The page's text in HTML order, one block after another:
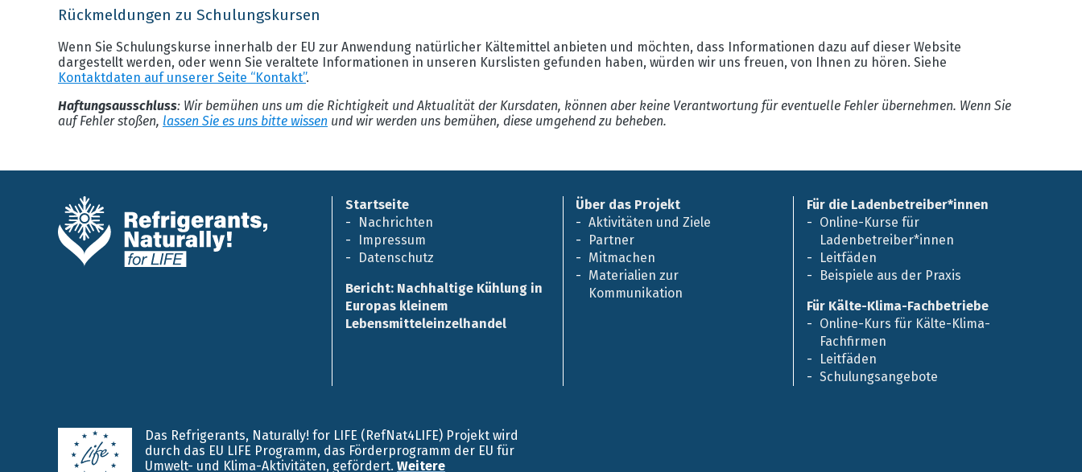
Rückmeldungen zu Schulungskursen
Wenn Sie Schulungskurse innerhalb der EU zur Anwendung natürlicher Kältemittel anbieten und möchten, dass Informationen dazu auf dieser Website
dargestellt werden, oder wenn Sie veraltete Informationen in unseren Kurslisten gefunden haben, würden wir uns freuen, von Ihnen zu hören. Siehe
Kontaktdaten auf unserer Seite “Kontakt”.
Haftungsausschluss: Wir bemühen uns um die Richtigkeit und Aktualität der Kursdaten, können aber keine Verantwortung für eventuelle Fehler übernehmen. Wenn Sie
auf Fehler stoßen, lassen Sie es uns bitte wissen und wir werden uns bemühen, diese umgehend zu beheben.
Startseite
Nachrichten
Impressum
Datenschutz
Bericht: Nachhaltige Kühlung in
Europas kleinem
Lebensmitteleinzelhandel
Über das Projekt
Aktivitäten und Ziele
Partner
Mitmachen
Materialien zur
Kommunikation
Für die Ladenbetreiber*innen
Online-Kurse für
Ladenbetreiber*innen
Leitfäden
Beispiele aus der Praxis
Für Kälte-Klima-Fachbetriebe
Online-Kurs für Kälte-Klima-
Fachfirmen
Leitfäden
Schulungsangebote
Das Refrigerants, Naturally! for LIFE (RefNat4LIFE) Projekt wird
durch das EU LIFE Programm, das Förderprogramm der EU für
Umwelt- und Klima-Aktivitäten, gefördert. Weitere